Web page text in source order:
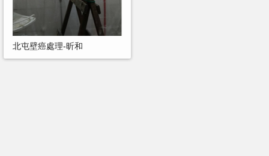
北屯壁癌處理-昕和